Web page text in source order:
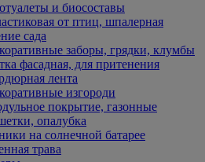
и биосоставы
от птиц, шпалерная
сада
заборы, грядки, клумбы
фасадная, для притенения
лента
изгороди
покрытие, газонные
опалубка
на солнечной батарее
трава